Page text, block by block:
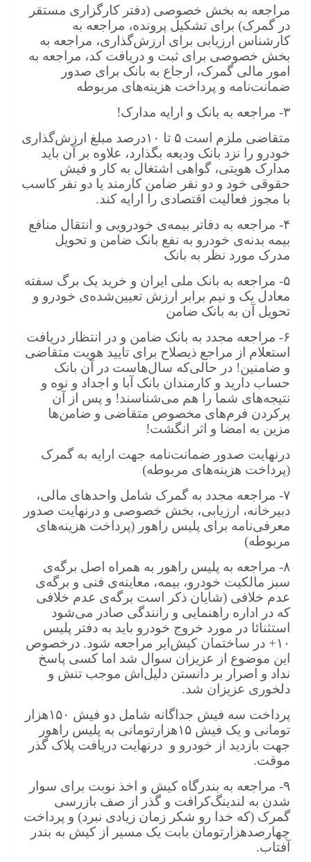
مراجعه به بخش خصوصی (دفتر کارگزاری مستقر
در گمرک) برای تشکیل پرونده، مراجعه به
کارشناس ارزیابی برای ارزش‌گذاری، مراجعه به
بخش خصوصی برای ثبت و دریافت کد، مراجعه به
امور مالی گمرک، ارجاع به بانک برای صدور
ضمانت‌نامه و پرداخت هزینه‌های مربوطه
۳-
مراجعه به بانک و ارایه مدارک!
متقاضی ملزم است ۵ تا ۱۰درصد مبلغ ارزش‌گذاری
خودرو را نزد بانک ودیعه بگذارد، علاوه بر آن باید
مدارک هویتی، گواهی اشتغال به کار و فیش
حقوقی خود و دو نفر ضامن کارمند یا دو نفر کاسب
با مجوز فعالیت اقتصادی را ارایه کند.
۴-
مراجعه به دفاتر بیمه‌ی خودرویی و انتقال منافع
بیمه بدنه‌ی خودرو به نفع بانک ضامن و تحویل
مدرک مورد نظر به بانک
۵-
مراجعه به بانک ملی ایران و خرید یک برگ سفته
معادل یک و نیم برابر ارزش تعیین‌شده‌ی خودرو و
تحویل آن به بانک ضامن
۶-
مراجعه مجدد به بانک ضامن و در انتظار دریافت
استعلام از مراجع ذیصلاح برای تایید هویت متقاضی
و ضامنین! در حالی‌که سال‌هاست در آن بانک
حساب دارید و کارمندان بانک آبا و اجداد و نوه و
نتیجه‌های شما را هم می‌شناسند! و پس از آن
پرکردن فرم‌های مخصوص متقاضی و ضامن‌ها
مزین به امضا و اثر انگشت!
درنهایت صدور ضمانت‌نامه جهت ارایه به گمرک
(پرداخت هزینه‌های مربوطه)
۷- مراجعه مجدد به گمرک شامل واحدهای مالی،
دبیرخانه، ارزیابی، بخش خصوصی و درنهایت صدور
معرفی‌نامه برای پلیس راهور (پرداخت هزینه‌های
مربوطه)
۸-
مراجعه به پلیس راهور به همراه اصل برگه‌ی
سبز مالکیت خودرو، بیمه، معاینه‌ی فنی و برگه‌ی
عدم خلافی (شایان ذکر است برگه‌ی عدم خلافی
که در اداره راهنمایی و رانندگی صادر می‌شود
استثنائا در مورد خروج خودرو باید به دفتر پلیس
۱۰+
در ساختمان کیش‌ایر مراجعه شود. درخصوص
این موضوع از عزیزان سوال شد اما کسی پاسخ
نداد و اصرار بر دانستن دلیل‌اش موجب تنش و
دلخوری عزیزان شد.
پرداخت سه فیش جداگانه شامل دو فیش ۱۵۰هزار
تومانی و یک فیش ۱۵هزارتومانی به پلیس راهور
جهت بازدید از خودرو و درنهایت دریافت ‌پلاک گذر
موقت.
۹-
مراجعه به بندرگاه کیش و اخذ نوبت برای سوار
شدن به لندینگ‌کرافت و گذر از صف بازرسی
گمرک (که خدا رو شکر زمان زیادی نبرد) و پرداخت
چهارصدهزارتومان بابت یک مسیر از کیش به بندر
آفتاب.